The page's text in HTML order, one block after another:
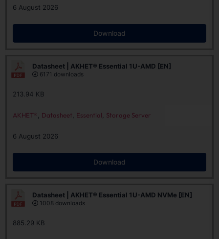
6 August 2026
Download
Datasheet | AKHET® Essential 1U-AMD [EN]
6171 downloads
213.94 KB
AKHET® Datasheet Essential Storage Server
6 August 2026
Download
Datasheet | AKHET® Essential 1U-AMD NVMe [EN]
1008 downloads
885.29 KB